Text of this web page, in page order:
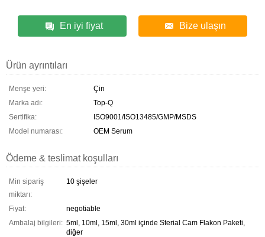
En iyi fiyat Bize ulaşın
Ürün ayrıntıları
Menşe yeri:
Çin
Marka adı:
Top-Q
Sertifika:
ISO9001/ISO13485/GMP/MSDS
Model numarası:
OEM Serum
Ödeme & teslimat koşulları
Min sipariş
miktarı:
10 şişeler
Fiyat:
negotiable
Ambalaj bilgileri: 5ml, 10ml, 15ml, 30ml içinde Sterial Cam Flakon Paketi,
diğer